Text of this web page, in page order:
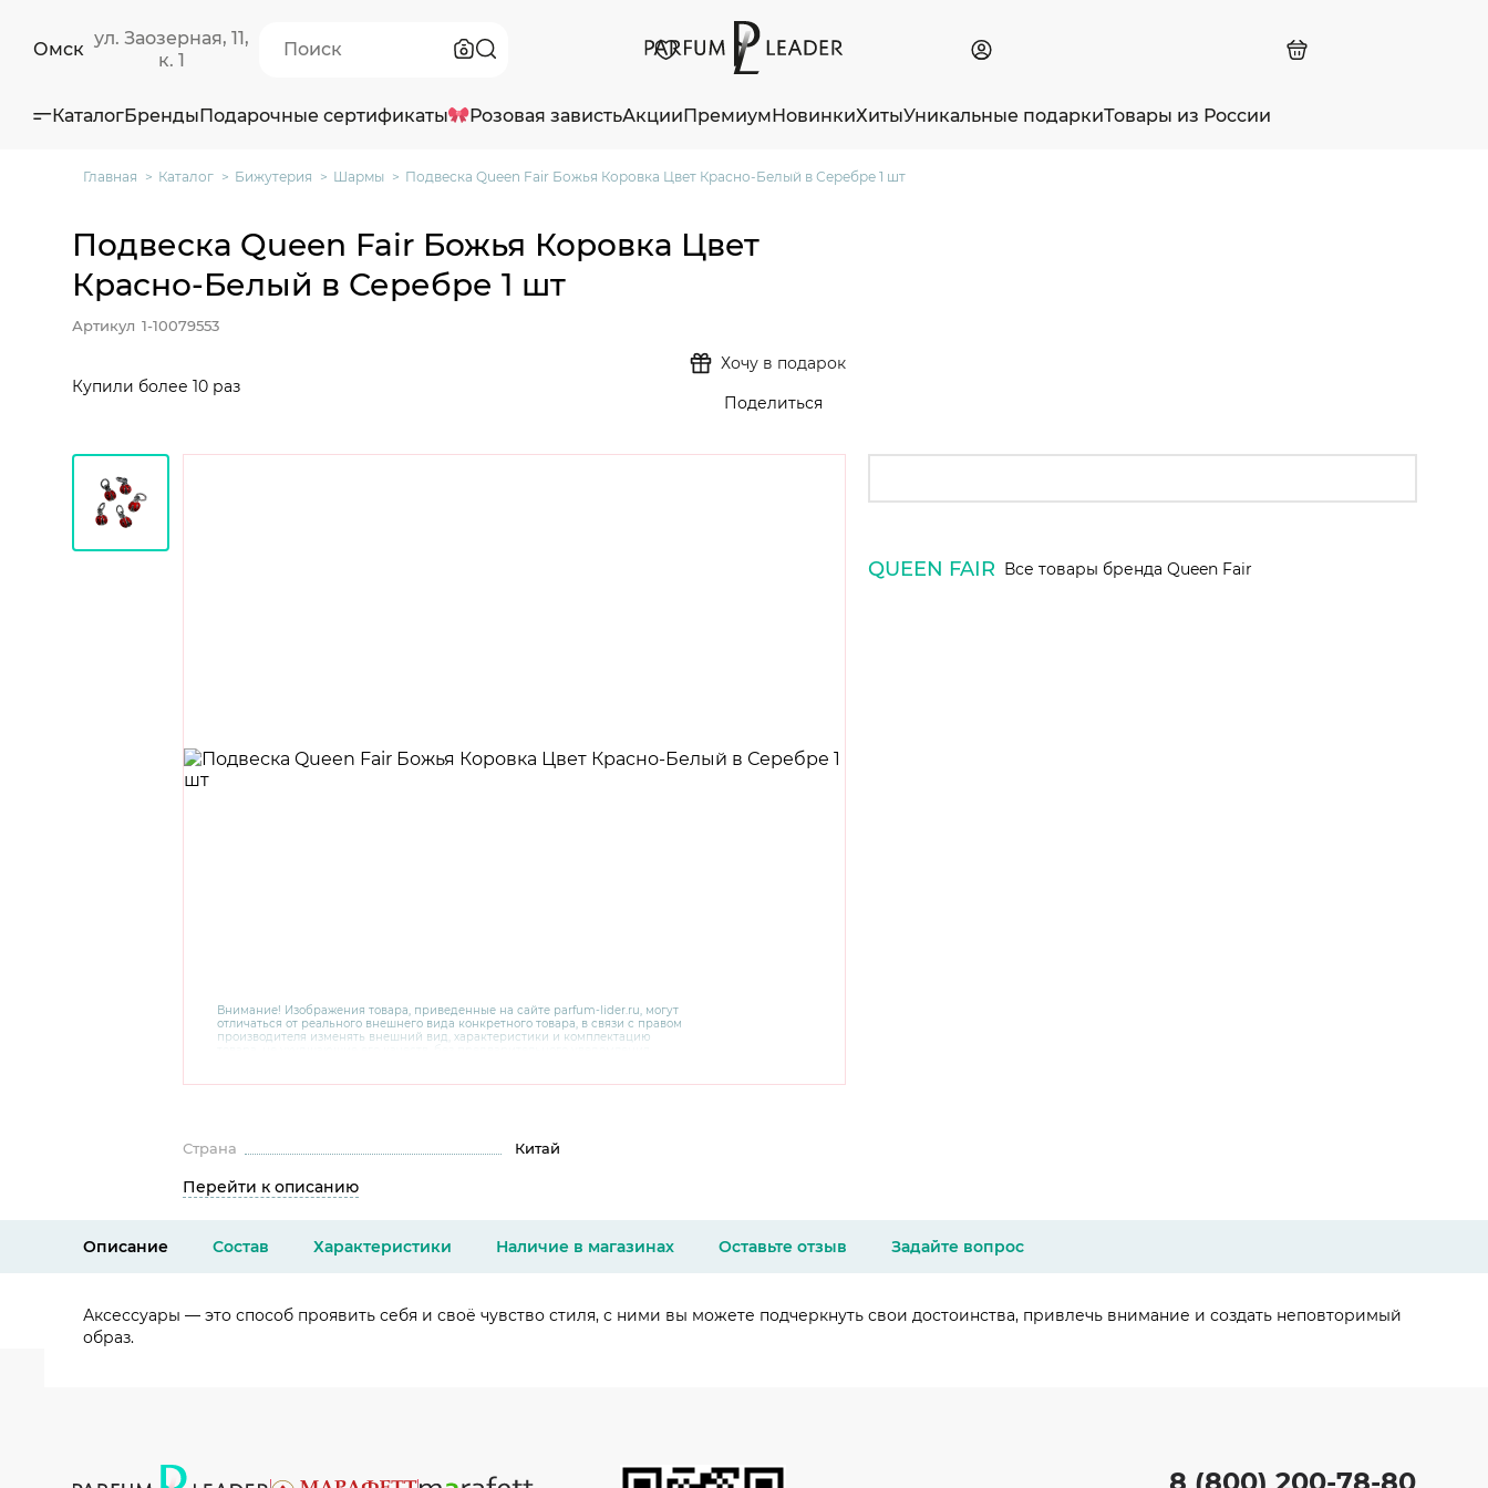
Омск
ул. Заозерная, 11,
к. 1
КаталогБрендыПодарочные сертификаты Розовая завистьАкцииПремиумНовинкиХитыУникальные подаркиТовары из России
Главная Каталог Бижутерия Шармы Подвеска Queen Fair Божья Коровка Цвет Красно-Белый в Серебре 1 шт
Внимание! Изображения товара, приведенные на сайте parfum-lider.ru, могут
отличаться от реального внешнего вида конкретного товара, в связи с правом
производителя изменять внешний вид, характеристики и комплектацию
консультантов по номеру 8 800 200 78 80.
Подвеска Queen Fair Божья Коровка Цвет
Красно-Белый в Серебре 1 шт
Артикул 1-10079553
Купили более 10 раз
Хочу в подарок
Поделиться
Страна Китай
Перейти к описанию
QUEEN FAIR Все товары бренда Queen Fair
Описание Состав Характеристики Наличие в магазинах Оставьте отзыв Задайте вопрос
Аксессуары — это способ проявить себя и своё чувство стиля, с ними вы можете подчеркнуть свои достоинства, привлечь внимание и создать неповторимый
образ.